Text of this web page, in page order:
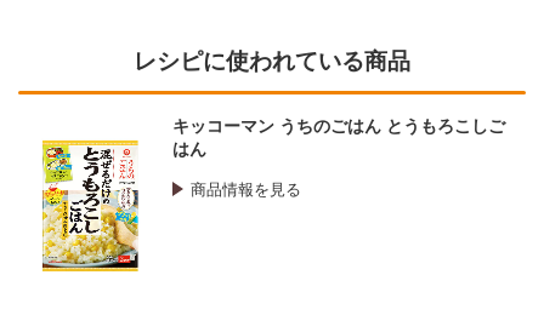
レシピに使われている商品
キッコーマン うちのごはん とうもろこしご
はん
商品情報を見る